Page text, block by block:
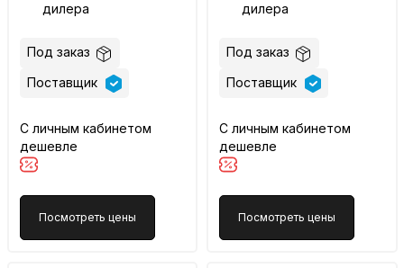
дилера
Под заказ
Поставщик
С личным кабинетом
дешевле
Посмотреть цены
дилера
Под заказ
Поставщик
С личным кабинетом
дешевле
Посмотреть цены